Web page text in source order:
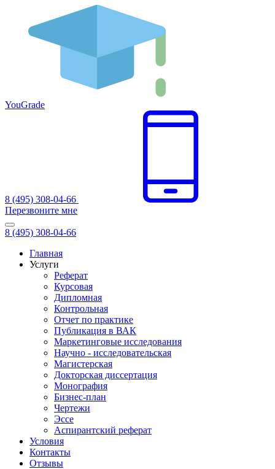
YouGrade
8 (495) 308-04-66
Перезвоните мне
8 (495) 308-04-66
Главная
Услуги
Реферат
Курсовая
Дипломная
Контрольная
Отчет по практике
Публикация в ВАК
Маркетинговые исследования
Научно - исследовательская
Магистерская
Докторская диссертация
Монография
Бизнес-план
Чертежи
Эссе
Аспирантский реферат
Условия
Контакты
Отзывы